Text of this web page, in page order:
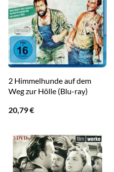
2 Himmelhunde auf dem
Weg zur Hölle (Blu-ray)
20,79€